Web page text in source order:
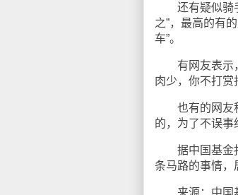
还有疑似骑手
之”，最高的有
车”。
有网友表示，
肉少，你不打赏
也有的网友称
的，为了不误事
据中国基金报
条马路的事情，
来源：中国